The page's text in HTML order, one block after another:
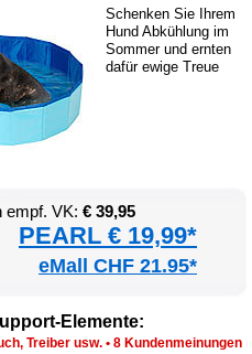
Schen­ken Sie Ih­rem
Hund Ab­küh­lung im
Som­mer und ern­ten
da­für ewi­ge Treue
empf. VK: € 39,95
PEARL € 19,99*
eMall CHF 21.95*
Ele­men­te:
Trei­ber usw. • 8 Kun­den­mei­nun­gen